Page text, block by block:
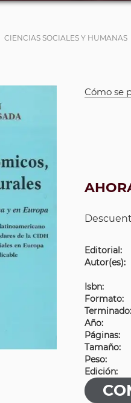
CIENCIAS SOCIALES Y HUMANAS
Cómo se
Editorial:
Autor(es):
Isbn:
Formato:
Terminado:
Año:
Páginas:
Tamaño:
Peso:
Edición: